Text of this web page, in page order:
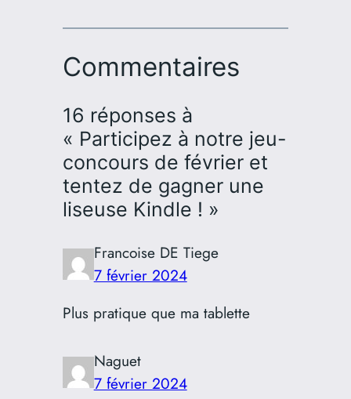
Commentaires
16 réponses à
« Participez à notre jeu-
concours de février et
tentez de gagner une
liseuse Kindle ! »
Francoise DE Tiege
7 février 2024
Plus pratique que ma tablette
Naguet
7 février 2024